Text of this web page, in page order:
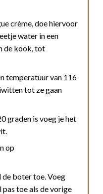
crème, doe hiervoor
water in een
de kook, tot
temperatuur van 116
tot ze gaan
graden is voeg je het
op
de boter toe. Voeg
toe als de vorige